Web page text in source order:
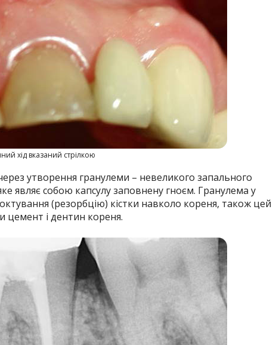
хід вказаний стрілкою
утворен­ня гранулеми – невеликого запального
являє собою капсулу заповнену гноєм. Гранулема у
(резорбцію) кістки навколо кореня, також цей
цемент і дентин кореня.